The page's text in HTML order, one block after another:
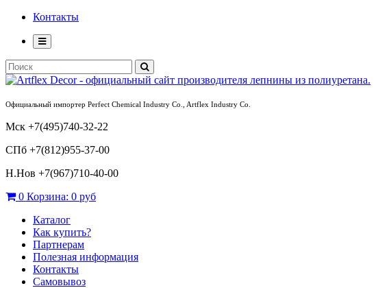
Контакты
Официальный импортер Perfect Chemical Industry Co., Artflex Industry Co.
Мск +7(495)740-32-22
СПб +7(812)955-37-00
Н.Нов +7(967)710-40-00
0 Корзина: 0 руб
Каталог
Как купить?
Партнерам
Полезная информация
Контакты
Самовывоз